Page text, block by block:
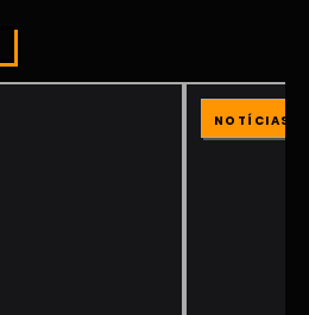
NOTÍCIAS